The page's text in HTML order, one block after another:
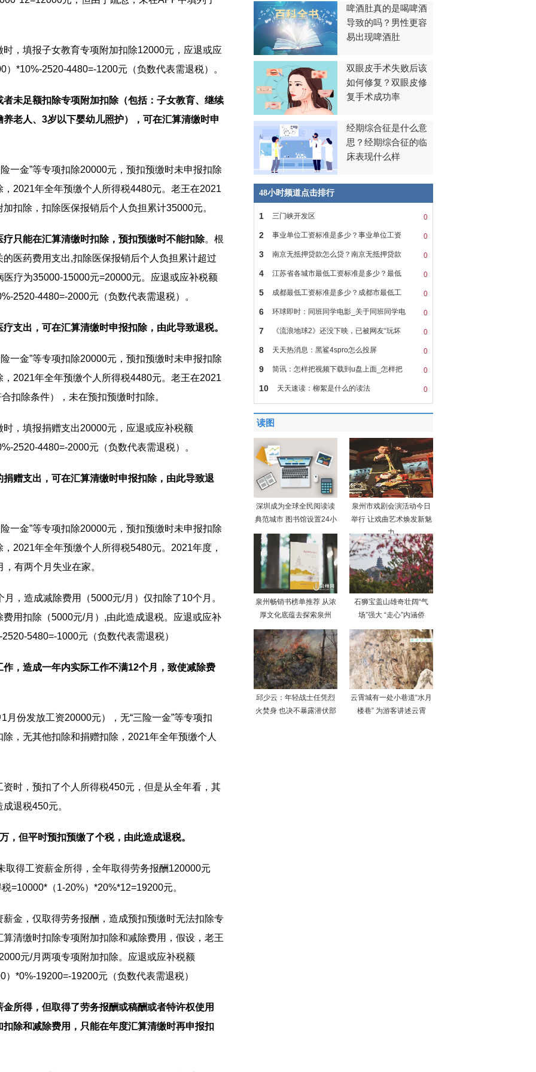
，填报子女教育专项附加扣除12000元，应退或应
*10%-2520-4480=-1200元（负数代表需退税）。
未足额扣除专项附加扣除（包括：子女教育、继续
老人、3岁以下婴幼儿照护），可在汇算清缴时申
一金”等专项扣除20000元，预扣预缴时未申报扣除
2021年全年预缴个人所得税4480元。老王在2021
扣除，扣除医保报销后个人负担累计35000元。
疗只能在汇算清缴时扣除，预扣预缴时不能扣除。根
医药费用支出,扣除医保报销后个人负担累计超过
疗为35000-15000元=20000元。应退或应补税额
2520-4480=-2000元（负数代表需退税）。
支出，可在汇算清缴时申报扣除，由此导致退税。
一金”等专项扣除20000元，预扣预缴时未申报扣除
2021年全年预缴个人所得税4480元。老王在2021
扣除条件），未在预扣预缴时扣除。
时，填报捐赠支出20000元，应退或应补税额
2520-4480=-2000元（负数代表需退税）。
赠支出，可在汇算清缴时申报扣除，由此导致退
一金”等专项扣除20000元，预扣预缴时未申报扣除
2021年全年预缴个人所得税5480元。2021年度，
有两个月失业在家。
，造成减除费用（5000元/月）仅扣除了10个月。
用扣除（5000元/月）,由此造成退税。应退或应补
5480=-1000元（负数代表需退税）
，造成一年内实际工作不满12个月，致使减除费
份发放工资20000元），无“三险一金”等专项扣
，无其他扣除和捐赠扣除，2021年全年预缴个人
资时，预扣了个人所得税450元，但是从全年看，其
退税450元。
，但平时预扣预缴了个税，由此造成退税。
取得工资薪金所得，全年取得劳务报酬120000元
=10000*（1-20%）*20%*12=19200元。
薪金，仅取得劳务报酬，造成预扣预缴时无法扣除专
清缴时扣除专项附加扣除和减除费用，假设，老王
元/月两项专项附加扣除。应退或应补税额
*0%-19200=-19200元（负数代表需退税）
所得，但取得了劳务报酬或稿酬或者特许权使用
除和减除费用，只能在年度汇算清缴时再申报扣
啤酒肚真的是喝啤酒
导致的吗？男性更容
易出现啤酒肚
双眼皮手术失败后该
如何修复？双眼皮修
复手术成功率
经期综合征是什么意
思？经期综合征的临
床表现什么样
48小时频道点击排行
0
1 三门峡开发区
0
2 事业单位工资标准是多少？事业单位工资
0
3 南京无抵押贷款怎么贷？南京无抵押贷款
0
4 江苏省各城市最低工资标准是多少？最低
0
5 成都最低工资标准是多少？成都市最低工
0
6 环球即时：同班同学电影_关于同班同学电
0
7 《流浪地球2》还没下映，已被网友“玩坏
0
8 天天热消息：黑鲨4spro怎么投屏
0
9 简讯：怎样把视频下载到u盘上面_怎样把
0
10 天天速读：柳絮是什么的读法
读图
深圳成为全球全民阅读读
典范城市 图书馆设置24小
泉州市戏剧会演活动今日
举行 让戏曲艺术焕发新魅
力
泉州畅销书榜单推荐 从浓
厚文化底蕴去探索泉州
石狮宝盖山雄奇壮阔“气
场”强大 “走心”内涵侨
邱少云：年轻战士任凭烈
火焚身 也决不暴露潜伏部
云霄城有一处小巷道“水月
楼巷” 为游客讲述云霄